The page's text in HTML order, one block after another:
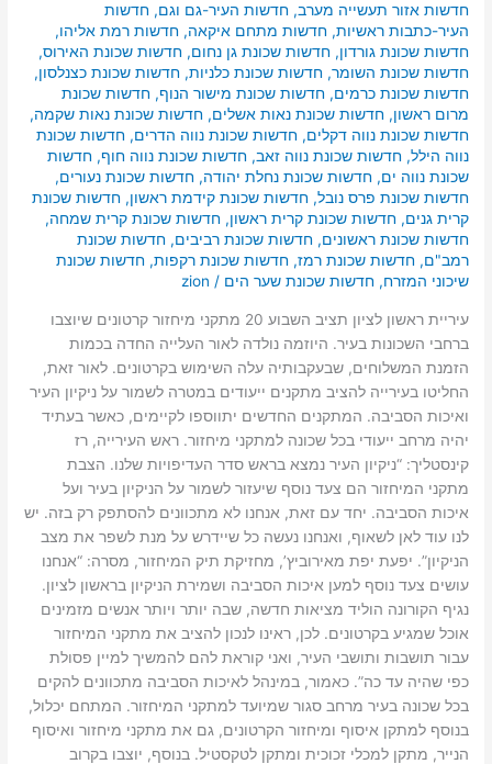
חדשות אזור תעשייה מערב,חדשות העיר-גם וגם,חדשות
העיר-כתבות ראשיות,חדשות מתחם איקאה,חדשות רמת אליהו,
חדשות שכונת גורדון,חדשות שכונת גן נחום,חדשות שכונת האירוס,
חדשות שכונת השומר,חדשות שכונת כלניות,חדשות שכונת כצנלסון,
חדשות שכונת כרמים,חדשות שכונת מישור הנוף,חדשות שכונת
מרום ראשון,חדשות שכונת נאות אשלים,חדשות שכונת נאות שקמה,
חדשות שכונת נווה דקלים,חדשות שכונת נווה הדרים,חדשות שכונת
נווה הילל,חדשות שכונת נווה זאב,חדשות שכונת נווה חוף,חדשות
שכונת נווה ים,חדשות שכונת נחלת יהודה,חדשות שכונת נעורים,
חדשות שכונת פרס נובל,חדשות שכונת קידמת ראשון,חדשות שכונת
קרית גנים,חדשות שכונת קרית ראשון,חדשות שכונת קרית שמחה,
חדשות שכונת ראשונים,חדשות שכונת רביבים,חדשות שכונת
רמב"ם,חדשות שכונת רמז,חדשות שכונת רקפות,חדשות שכונת
שיכוני המזרח,חדשות שכונת שער הים /
zion
עיריית ראשון לציון תציב השבוע 20 מתקני מיחזור קרטונים שיוצבו
ברחבי השכונות בעיר. היוזמה נולדה לאור העלייה החדה בכמות
הזמנת המשלוחים, שבעקבותיה עלה השימוש בקרטונים. לאור זאת,
החליטו בעירייה להציב מתקנים ייעודים במטרה לשמור על ניקיון העיר
ואיכות הסביבה. המתקנים החדשים יתווספו לקיימים, כאשר בעתיד
יהיה מרחב ייעודי בכל שכונה למתקני מיחזור. ראש העירייה, רז
קינסטליך: “ניקיון העיר נמצא בראש סדר העדיפויות שלנו. הצבת
מתקני המיחזור הם צעד נוסף שיעזור לשמור על הניקיון בעיר ועל
איכות הסביבה. יחד עם זאת, אנחנו לא מתכוונים להסתפק רק בזה. יש
לנו עוד לאן לשאוף, ואנחנו נעשה כל שיידרש על מנת לשפר את מצב
הניקיון”. יפעת יפת מאירוביץ’, מחזיקת תיק המיחזור, מסרה: “אנחנו
עושים צעד נוסף למען איכות הסביבה ושמירת הניקיון בראשון לציון.
נגיף הקורונה הוליד מציאות חדשה, שבה יותר ויותר אנשים מזמינים
אוכל שמגיע בקרטונים. לכן, ראינו לנכון להציב את מתקני המיחזור
עבור תושבות ותושבי העיר, ואני קוראת להם להמשיך למיין פסולת
כפי שהיה עד כה”. כאמור, במינהל לאיכות הסביבה מתכוונים להקים
בכל שכונה בעיר מרחב סגור שמיועד למתקני המיחזור. המתחם יכלול,
בנוסף למתקן איסוף ומיחזור הקרטונים, גם את מתקני מיחזור ואיסוף
הנייר, מתקן למכלי זכוכית ומתקן לטקסטיל. בנוסף, יוצבו בקרוב